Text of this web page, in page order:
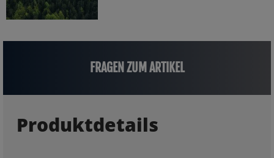
FRAGEN ZUM ARTIKEL
Produktdetails